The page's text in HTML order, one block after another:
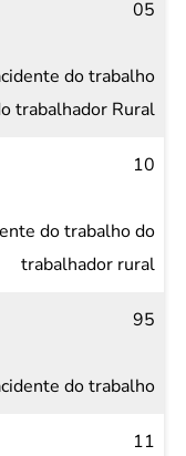
05
do trabalho
trabalhador Rural
10
do trabalho do
trabalhador rural
95
do trabalho
11